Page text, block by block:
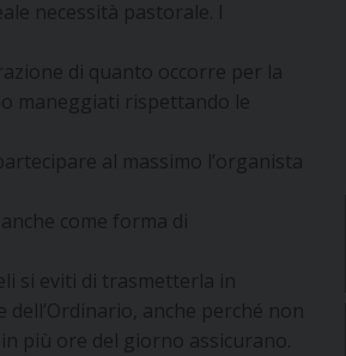
necessità pastorale. I
di quanto occorre per la
maneggiati rispettando le
al massimo l’organista
come forma di
si eviti di trasmetterla in
anche perché non
più ore del giorno assicurano.